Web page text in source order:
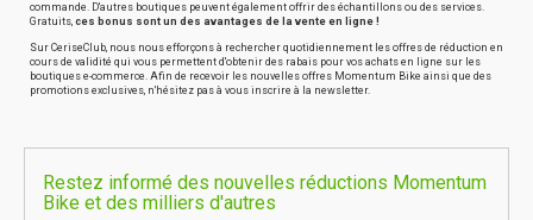
commande. D'autres boutiques peuvent également offrir des échantillons ou des services.
Gratuits, ces bonus sont un des avantages de la vente en ligne !
Sur CeriseClub, nous nous efforçons à rechercher quotidiennement les offres de réduction en
cours de validité qui vous permettent d'obtenir des rabais pour vos achats en ligne sur les
boutiques e-commerce. Afin de recevoir les nouvelles offres Momentum Bike ainsi que des
promotions exclusives, n'hésitez pas à vous inscrire à la newsletter.
Restez informé des nouvelles réductions Momentum
Bike et des milliers d'autres